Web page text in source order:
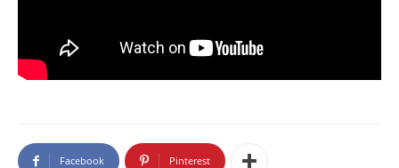
Facebook Pinterest